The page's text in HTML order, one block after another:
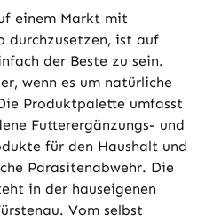
einem Markt mit
durchzusetzen, ist auf
der Beste zu sein.
wenn es um natürliche
Produktpalette umfasst
Futterergänzungs- und
für den Haushalt und
Parasitenabwehr. Die
in der hauseigenen
Vom selbst